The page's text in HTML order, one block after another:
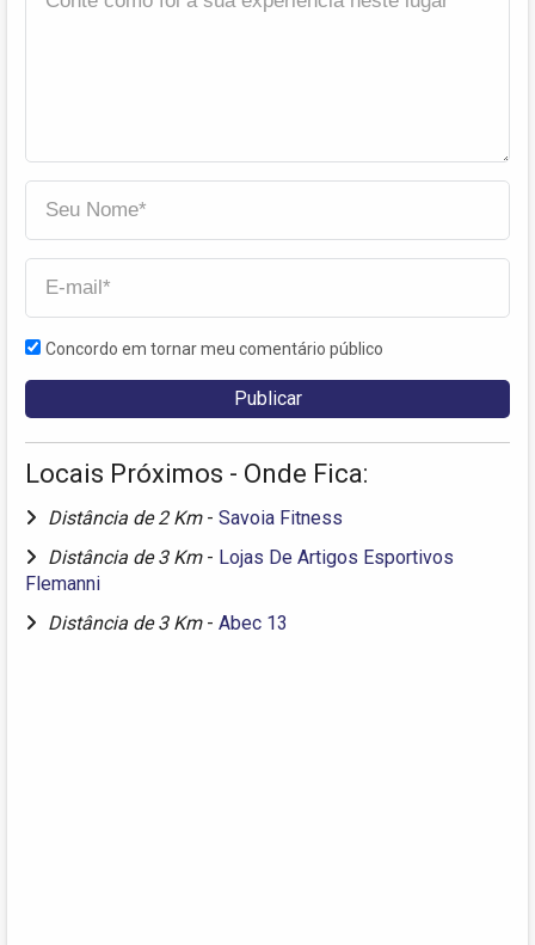
Concordo em tornar meu comentário público
Locais Próximos - Onde Fica:
Distância de 2 Km - Savoia Fitness
Distância de 3 Km - Lojas De Artigos Esportivos
Flemanni
Distância de 3 Km - Abec 13